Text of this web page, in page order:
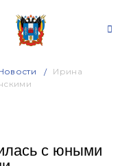
Ирина
с юными